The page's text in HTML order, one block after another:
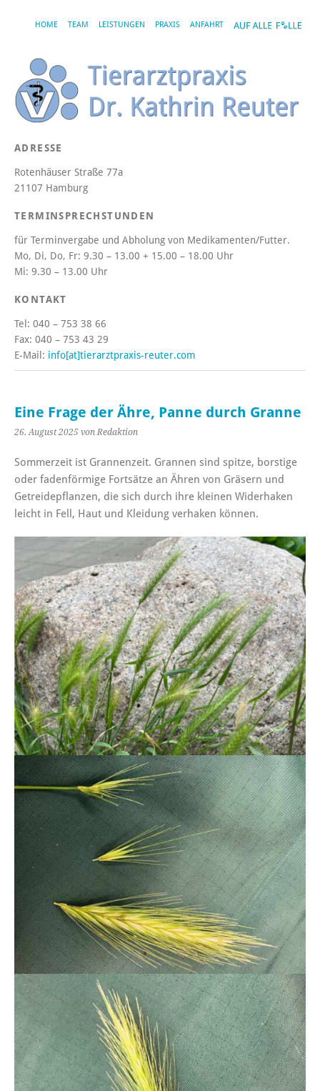
HOME TEAM LEISTUNGEN PRAXIS ANFAHRT
ADRESSE
Rotenhäuser Straße 77a
21107 Hamburg
TERMINSPRECHSTUNDEN
für Terminvergabe und Abholung von Medikamenten/Futter.
Mo, Di, Do, Fr: 9.30 – 13.00 + 15.00 – 18.00 Uhr
Mi: 9.30 – 13.00 Uhr
KONTAKT
Tel: 040 – 753 38 66
Fax: 040 – 753 43 29
E-Mail: info[at]tierarztpraxis-reuter.com
Eine Frage der Ähre, Panne durch Granne
26. August 2025 von Redaktion
Sommerzeit ist Grannenzeit. Grannen sind spitze, borstige
oder fadenförmige Fortsätze an Ähren von Gräsern und
Getreidepflanzen, die sich durch ihre kleinen Widerhaken
leicht in Fell, Haut und Kleidung verhaken können.